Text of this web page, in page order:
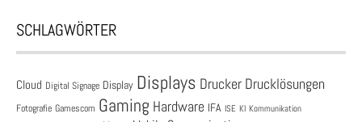
SCHLAGWÖRTER
Cloud Digital Signage Display Displays Drucker Drucklösungen
Fotografie Gamescom Gaming Hardware IFA ISE KI Kommunikation